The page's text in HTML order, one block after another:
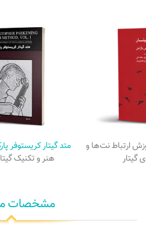
ارتباط نت‌ها و
گیتار
متد گیتار کریستوفر
هنر و تکنیک
مشخصات